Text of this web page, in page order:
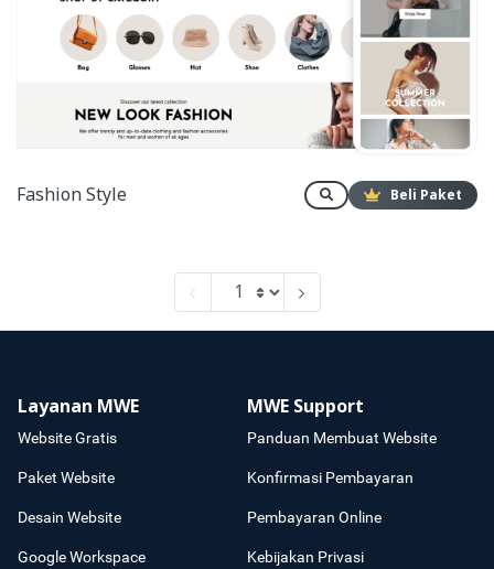
Fashion Style Beli Paket
Layanan MWE
Website Gratis
Paket Website
Desain Website
Google Workspace
MWE Support
Panduan Membuat Website
Konfirmasi Pembayaran
Pembayaran Online
Kebijakan Privasi